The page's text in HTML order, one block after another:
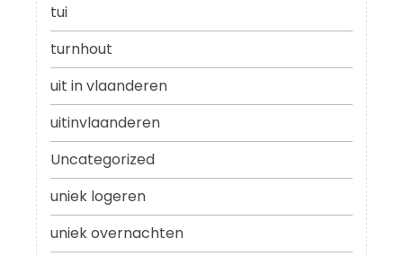
tui
turnhout
uit in vlaanderen
uitinvlaanderen
Uncategorized
uniek logeren
uniek overnachten